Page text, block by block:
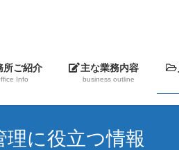
所ご紹介
Info
主な業務内容
business outline
理に役立つ情報